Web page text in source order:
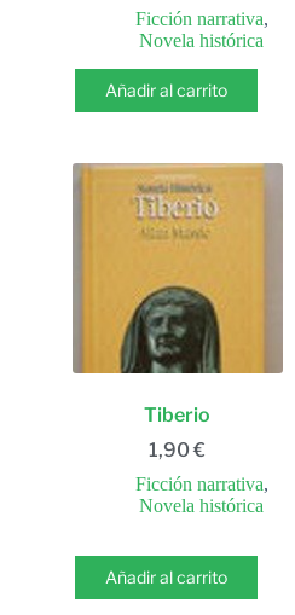
Ficción narrativa,
Novela histórica
Añadir al carrito
Tiberio
1,90€
Ficción narrativa,
Novela histórica
Añadir al carrito